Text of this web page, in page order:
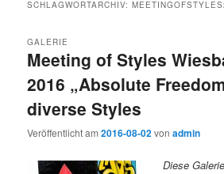
SCHLAGWORTARCHIV:
Meeting of Styles
2016 „Absolute
diverse Styles
GALERIE
Veröffentlicht am2016-08-02vonadmin
Diese